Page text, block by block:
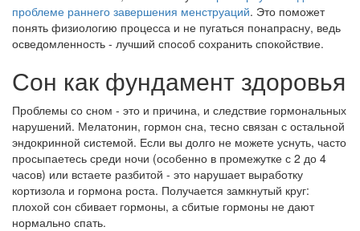
проблеме раннего завершения менструаций. Это поможет
понять физиологию процесса и не пугаться понапрасну, ведь
осведомленность - лучший способ сохранить спокойствие.
Сон как фундамент здоровья
Проблемы со сном - это и причина, и следствие гормональных
нарушений. Мелатонин, гормон сна, тесно связан с остальной
эндокринной системой. Если вы долго не можете уснуть, часто
просыпаетесь среди ночи (особенно в промежутке с 2 до 4
часов) или встаете разбитой - это нарушает выработку
кортизола и гормона роста. Получается замкнутый круг:
плохой сон сбивает гормоны, а сбитые гормоны не дают
нормально спать.